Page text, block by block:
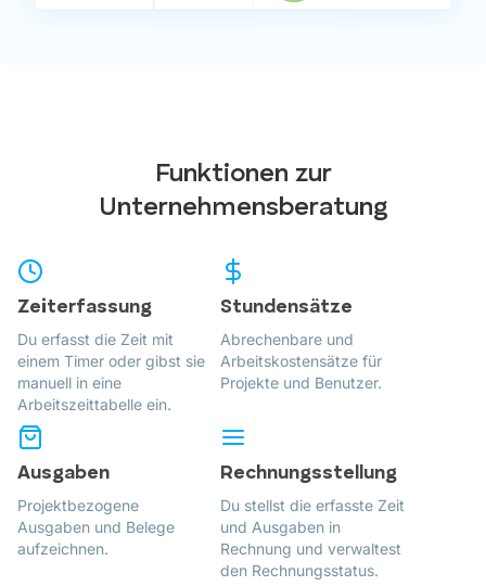
Funktionen zur
Unternehmensberatung
Zeiterfassung
Du erfasst die Zeit mit
einem Timer oder gibst sie
manuell in eine
Arbeitszeittabelle ein.
Stundensätze
Abrechenbare und
Arbeitskostensätze für
Projekte und Benutzer.
Ausgaben
Projektbezogene
Ausgaben und Belege
aufzeichnen.
Rechnungsstellung
Du stellst die erfasste Zeit
und Ausgaben in
Rechnung und verwaltest
den Rechnungsstatus.